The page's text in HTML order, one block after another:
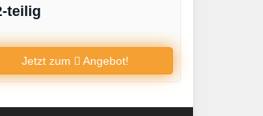
teilig
Jetzt zum Angebot!